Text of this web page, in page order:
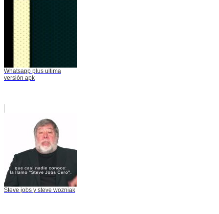
Whatsapp plus ultima
versión apk
Steve jobs y steve wozniak